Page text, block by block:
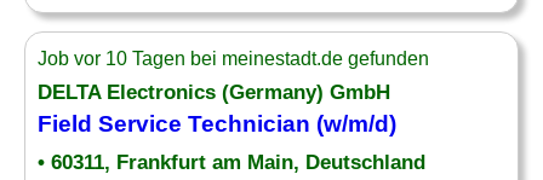
Job vor 10 Tagen bei meinestadt.de gefunden
DELTA Electronics (Germany) GmbH
Field Service Technician (w/m/d)
• 60311, Frankfurt am Main, Deutschland